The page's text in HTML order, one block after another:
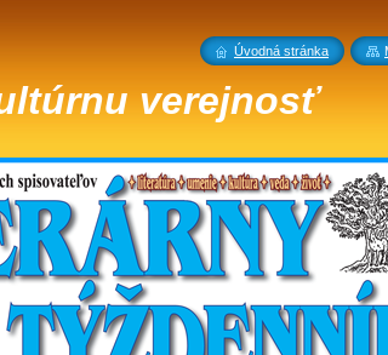
verejnosť
Úvodná stránka